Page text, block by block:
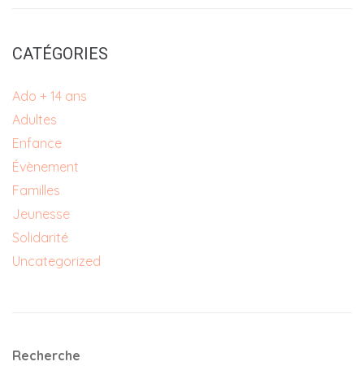
CATÉGORIES
Ado + 14 ans
Adultes
Enfance
Évènement
Familles
Jeunesse
Solidarité
Uncategorized
Recherche